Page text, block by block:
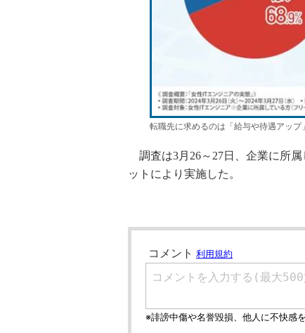
転職先に求めるのは「給与や待遇アップ
調査は3月26～27日、企業に所
ットにより実施した。